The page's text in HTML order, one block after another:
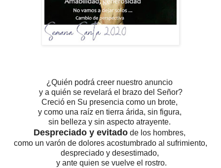
¿Quién podrá creer nuestro anuncio
y a quién se revelará el brazo del Señor?
Creció en Su presencia como un brote,
y como una raíz en tierra árida, sin figura,
sin belleza y sin aspecto atrayente.
Despreciado y evitado de los hombres,
como un varón de dolores acostumbrado al sufrimiento,
despreciado y desestimado,
y ante quien se vuelve el rostro.